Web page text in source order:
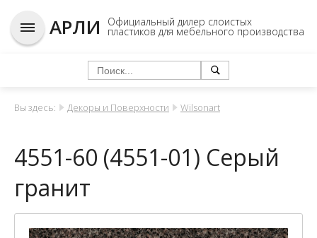
АРЛИ Официальный дилер слоистых
пластиков для мебельного производства
Вы здесь: Декоры и Поверхности Wilsonart
4551-60 (4551-01) Серый
гранит